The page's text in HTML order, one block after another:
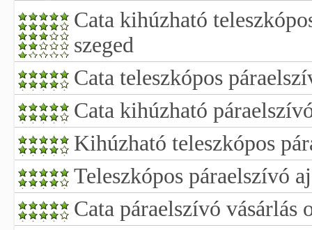
Cata kihúzható
szeged
Cata teleszkópos
Cata kihúzható
Kihúzható teleszkópos
Teleszkópos páraelszívó
Cata páraelszívó vásárlás